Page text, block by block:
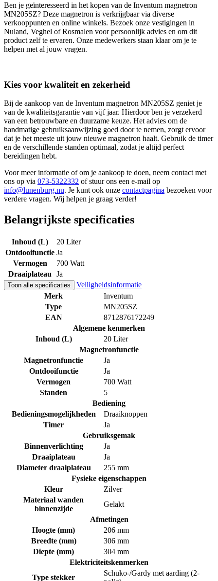
Ben je geïnteresseerd in het kopen van de Inventum magnetron
MN205SZ? Deze magnetron is verkrijgbaar via diverse
verkooppunten en online winkels. Bezoek onze vestigingen in
Nuland, Veghel of Rosmalen voor persoonlijk advies en om dit
product zelf te ervaren. Onze medewerkers staan klaar om je te
helpen met al jouw vragen.
Kies voor kwaliteit en zekerheid
Bij de aankoop van de Inventum magnetron MN205SZ geniet je
van de kwaliteitsgarantie van vijf jaar. Hierdoor ben je verzekerd
van een betrouwbare en duurzame keuze. Het advies om de
handmatige gebruiksaanwijzing goed door te nemen, zorgt ervoor
dat je het meeste uit jouw nieuwe magnetron haalt. Gebruik de timer
en de verschillende standen optimaal, zodat je altijd perfect
bereidingen hebt.
Voor meer informatie of om je aankoop te doen, neem contact met
ons op via 073-5322332 of stuur ons een e-mail op
info@lunenburg.nu. Je kunt ook onze contactpagina bezoeken voor
verdere vragen. Wij helpen je graag verder!
Belangrijkste specificaties
Inhoud (L)
20 Liter
Ontdooifunctie Ja
Vermogen
700 Watt
Draaiplateau
Ja
Toon alle specificaties
Veiligheidsinformatie
Merk
Inventum
Type
MN205SZ
EAN
8712876172249
Algemene kenmerken
Inhoud (L)
20 Liter
Magnetronfunctie
Magnetronfunctie
Ja
Ontdooifunctie
Ja
Vermogen
700 Watt
Standen
5
Bediening
Bedieningsmogelijkheden
Draaiknoppen
Timer
Ja
Gebruiksgemak
Binnenverlichting
Ja
Draaiplateau
Ja
Diameter draaiplateau
255 mm
Fysieke eigenschappen
Kleur
Zilver
Materiaal wanden
binnenzijde
Gelakt
Afmetingen
Hoogte (mm)
206 mm
Breedte (mm)
306 mm
Diepte (mm)
304 mm
Elektriciteitskenmerken
Type stekker
Schuko-/Gardy met aarding (2-